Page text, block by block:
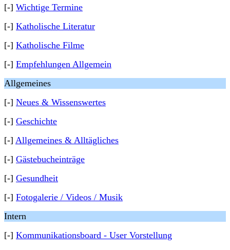
[-] Wichtige Termine
[-] Katholische Literatur
[-] Katholische Filme
[-] Empfehlungen Allgemein
Allgemeines
[-] Neues & Wissenswertes
[-] Geschichte
[-] Allgemeines & Alltägliches
[-] Gästebucheinträge
[-] Gesundheit
[-] Fotogalerie / Videos / Musik
Intern
[-] Kommunikationsboard - User Vorstellung